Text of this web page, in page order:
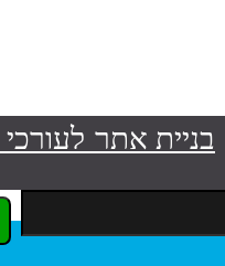
בניית אתר לעורכי